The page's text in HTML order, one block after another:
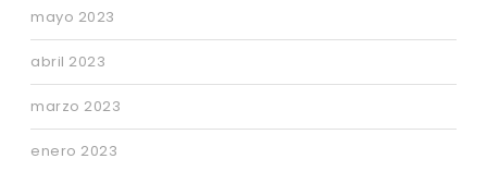
mayo 2023
abril 2023
marzo 2023
enero 2023